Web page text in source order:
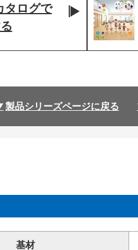
タログで
製品シリーズページに戻る
基材